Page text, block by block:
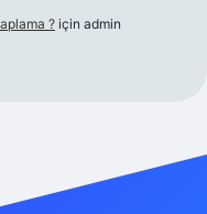
? için admin
m elexbet